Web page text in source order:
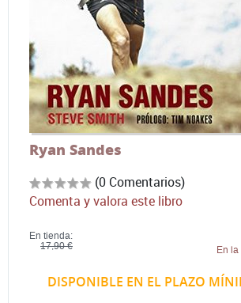
Ryan Sandes
(0 Comentarios)
Comenta y valora este libro
En tienda:
17,90 €
En la
DISPONIBLE EN EL PLAZO